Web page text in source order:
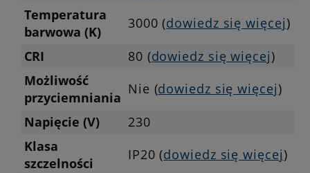
Temperatura
barwowa (K)
3000 (dowiedz się więcej)
CRI
80 (dowiedz się więcej)
Możliwość
przyciemniania
Nie (dowiedz się więcej)
Napięcie (V)
230
Klasa
szczelności
IP20 (dowiedz się więcej)